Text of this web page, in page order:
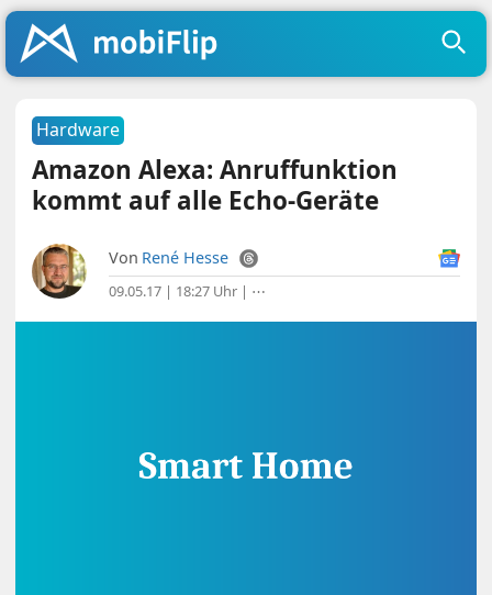
Hardware
Amazon Alexa: Anruffunktion
kommt auf alle Echo-Geräte
Von René Hesse
09.05.17 | 18:27 Uhr | ⋯